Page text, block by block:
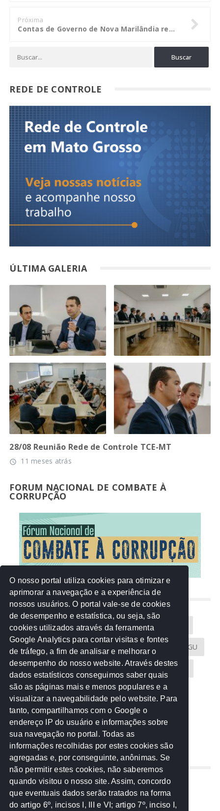
Próxima
Contas de Governo de Nova Marilândia recebe do TCE-MT parecer favorável à aprovação
REDE DE CONTROLE
ÚLTIMA GALERIA
28/08 Reunião Rede de Controle TCE-MT
access_time 11 meses atrás
FORUM NACIONAL DE COMBATE À
CORRUPÇÃO
NUVEM DE TAGS
Acontece na Rede AGU AMM
Atricon Audicom CAU-MT CGU
CREA-MT Eventos MPC-MT MPE-MT
MPF Notícias PF PGE-MT PGR
Receita Federal Sem categoria
TCE-MT TCU TRE
REDE NOS ESTADOS
Mato Grosso do Sul
Paraná
O nosso portal utiliza cookies para otimizar e
aprimorar a navegação e a experiência de
nossos usuários. O portal vale-se de cookies
de desempenho e estatística, ou seja, são
cookies utilizados através da ferramenta
Google Analytics para contar visitas e fontes
de tráfego, a fim de analisar e melhorar o
desempenho do nosso website. Através destes
dados estatísticos conseguimos saber quais
são as páginas mais e menos populares e a
visualizar a navegabilidade pelo website. Para
tanto, compartilhamos com o Google o
endereço IP do usuário e informações sobre
sua navegação no portal. Todas as
informações recolhidas por estes cookies são
agregadas e, por conseguinte, anônimas. Se
não permitir estes cookies, não saberemos
quando visitou o nosso site. Assim, concordo
que eventuais dados serão tratados na forma
do artigo 6º, incisos I, III e VI; artigo 7º, inciso I,